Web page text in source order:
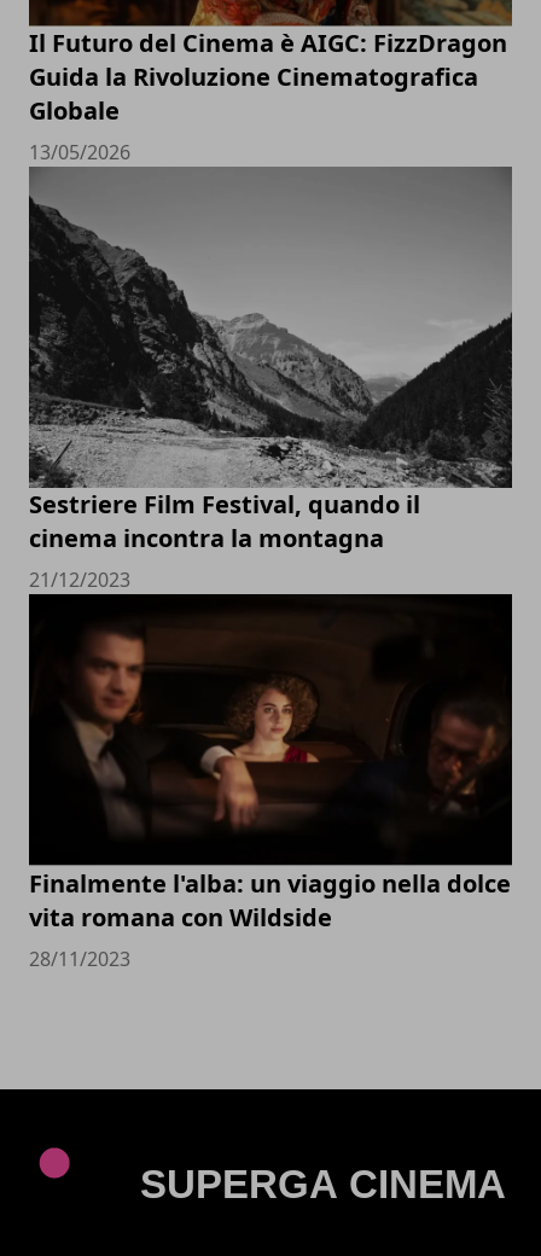
Il Futuro del Cinema è AIGC: FizzDragon
Guida la Rivoluzione Cinematografica
Globale
13/05/2026
Sestriere Film Festival, quando il
cinema incontra la montagna
21/12/2023
Finalmente l'alba: un viaggio nella dolce
vita romana con Wildside
28/11/2023